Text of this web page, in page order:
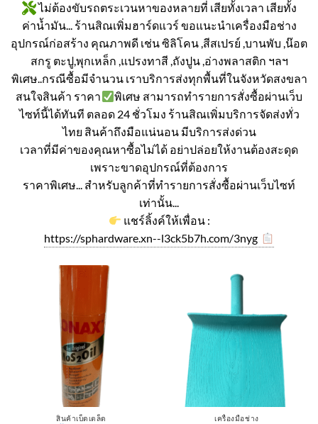
ไม่ต้องขับรถตระเวนหาของหลายที่ เสียทั้งเวลา เสียทั้ง
ค่าน้ำมัน... ร้านสิณเพิ่มฮาร์ดแวร์ ขอแนะนำเครื่องมือช่าง
อุปกรณ์ก่อสร้าง คุณภาพดี เช่น ซิลิโคน ,สีสเปรย์ ,บานพับ ,น๊อต
สกรู ตะปู,พุกเหล็ก ,แปรงทาสี ,ถังปูน ,อ่างพลาสติก ฯลฯ
พิเศษ..กรณีซื้อมีจำนวน เราบริการส่งทุกพื้นที่ในจังหวัดสงขลา
สนใจสินค้า ราคา
พิเศษ สามารถทำรายการสั่งซื้อผ่านเว็บ
ไซท์นี้ได้ทันที ตลอด 24 ชั่วโมง ร้านสิณเพิ่มบริการจัดส่งทั่ว
ไทย สินค้าถึงมือแน่นอน มีบริการส่งด่วน
เวลาที่มีค่าของคุณหาซื้อไม่ได้ อย่าปล่อยให้งานต้องสะดุด
เพราะขาดอุปกรณ์ที่ต้องการ
ราคาพิเศษ... สำหรับลูกค้าที่ทำรายการสั่งซื้อผ่านเว็บไซท์
เท่านั้น...
แชร์ลิ้งค์ให้เพื่อน :
https://sphardware.xn--l3ck5b7h.com/3nyg
สินค้าเบ็ดเตล็ด เครื่องมือช่าง